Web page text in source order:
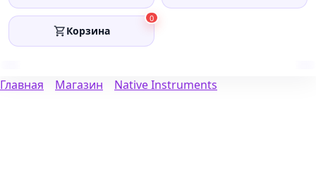
0
Корзина
Главная Магазин Native Instruments